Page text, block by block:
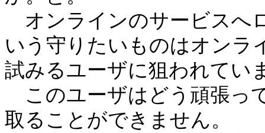
オンラインのサービスへ
いう守りたいものはオンラ
試みるユーザに狙われてい
このユーザはどう頑張っ
取ることができません。